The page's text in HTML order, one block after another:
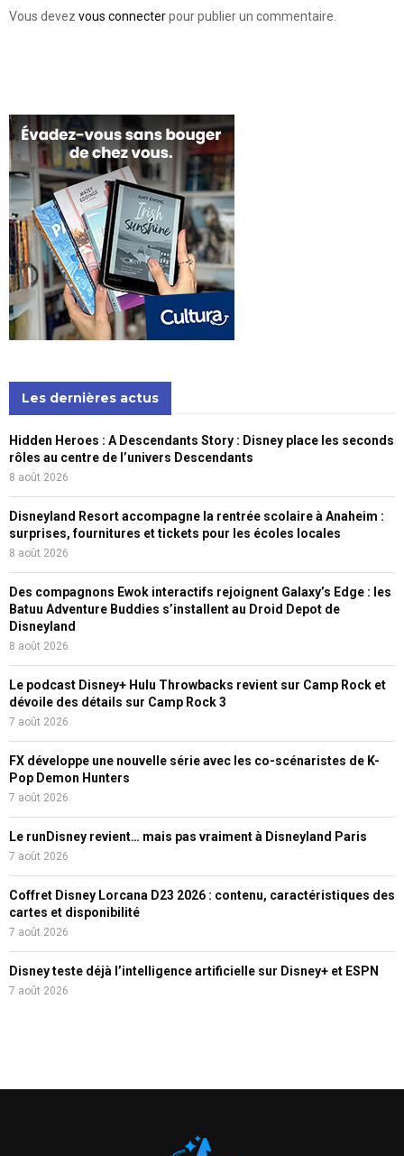
Vous devez vous connecterpour publier un commentaire.
Les dernières actus
Hidden Heroes : A Descendants Story : Disney place les seconds
rôles au centre de l’univers Descendants
8 août 2026
Disneyland Resort accompagne la rentrée scolaire à Anaheim :
surprises, fournitures et tickets pour les écoles locales
8 août 2026
Des compagnons Ewok interactifs rejoignent Galaxy’s Edge : les
Batuu Adventure Buddies s’installent au Droid Depot de
Disneyland
8 août 2026
Le podcast Disney+ Hulu Throwbacks revient sur Camp Rock et
dévoile des détails sur Camp Rock 3
7 août 2026
FX développe une nouvelle série avec les co-scénaristes de K-
Pop Demon Hunters
7 août 2026
Le runDisney revient… mais pas vraiment à Disneyland Paris
7 août 2026
Coffret Disney Lorcana D23 2026 : contenu, caractéristiques des
cartes et disponibilité
7 août 2026
Disney teste déjà l’intelligence artificielle sur Disney+ et ESPN
7 août 2026